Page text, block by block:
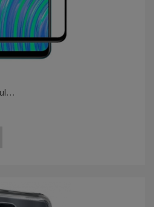
R
ealme C21Y/C25Y Pelicula 3D